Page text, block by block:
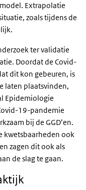
Extrapolatie
zoals tijdens de
ter validatie
Doordat de Covid-
dit kon gebeuren, is
laten plaatsvinden,
Epidemiologie
19-pandemie
bij de GGD’en.
kwetsbaarheden ook
zagen dit ook als
de slag te gaan.